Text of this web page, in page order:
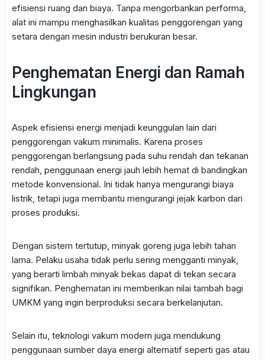
efisiensi ruang dan biaya. Tanpa mengorbankan performa,
alat ini mampu menghasilkan kualitas penggorengan yang
setara dengan mesin industri berukuran besar.
Penghematan Energi dan Ramah
Lingkungan
Aspek efisiensi energi menjadi keunggulan lain dari
penggorengan vakum minimalis. Karena proses
penggorengan berlangsung pada suhu rendah dan tekanan
rendah, penggunaan energi jauh lebih hemat di bandingkan
metode konvensional. Ini tidak hanya mengurangi biaya
listrik, tetapi juga membantu mengurangi jejak karbon dari
proses produksi.
Dengan sistem tertutup, minyak goreng juga lebih tahan
lama. Pelaku usaha tidak perlu sering mengganti minyak,
yang berarti limbah minyak bekas dapat di tekan secara
signifikan. Penghematan ini memberikan nilai tambah bagi
UMKM yang ingin berproduksi secara berkelanjutan.
Selain itu, teknologi vakum modern juga mendukung
penggunaan sumber daya energi alternatif seperti gas atau